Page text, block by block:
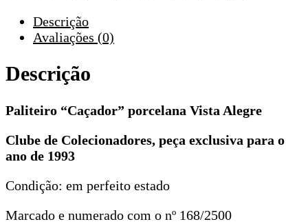
Descrição
Avaliações (0)
Descrição
Paliteiro “Caçador” porcelana Vista Alegre
Clube de Colecionadores, peça exclusiva para o
ano de 1993
Condição: em perfeito estado
Marcado e numerado com o nº 168/2500